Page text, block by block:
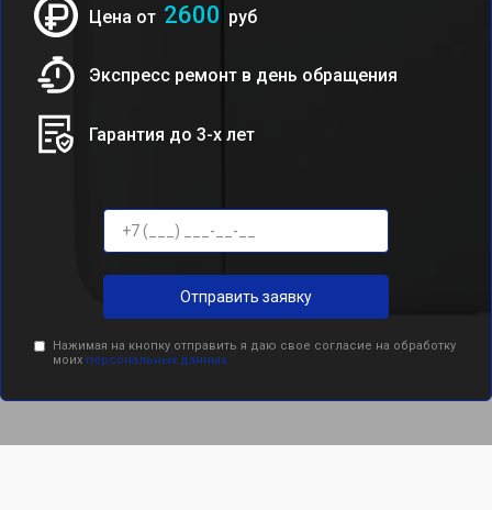
Цена от 2600 руб
Экспресс ремонт в день обращения
Гарантия до 3-х лет
Отправить заявку
Нажимая на кнопку отправить я даю свое согласие на обработку
моих персональных данных.